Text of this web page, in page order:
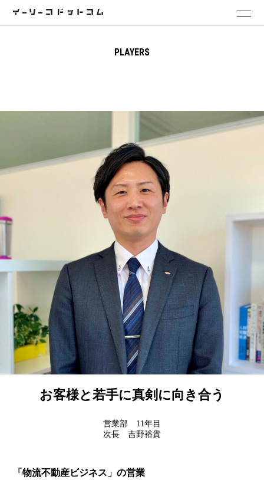
PLAYERS
お客様と若手に真剣に向き合う
営業部 11年目
次長 吉野裕貴
「物流不動産ビジネス」の営業